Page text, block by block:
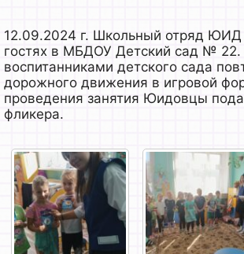
12.09.2024 г. Школьный отряд ЮИД
гостях в МБДОУ Детский сад № 22.
воспитанниками детского сада
дорожного движения в игровой
проведения занятия Юидовцы
фликера.